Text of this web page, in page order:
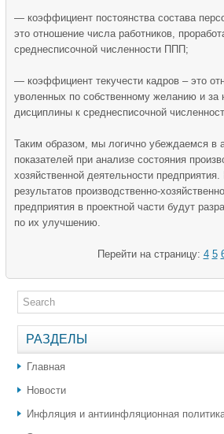
— коэффициент постоянства состава
это отношение числа работников,
среднесписочной численности ППП;
— коэффициент текучести кадров – это
уволенных по собственному желанию и за
дисциплины к среднесписочной
Таким образом, мы логично убеждаемся в
показателей при анализе состояния
хозяйственной деятельности
результатов производственно-
предприятия в проектной части будут
по их улучшению.
Перейти на страницу: 4 5
РАЗДЕЛЫ
Главная
Новости
Инфляция и антиинфляционная